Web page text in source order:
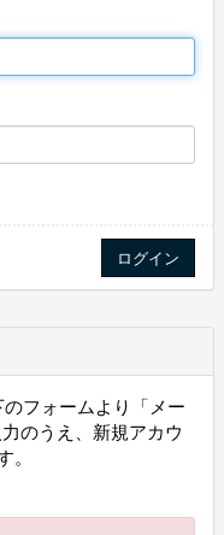
フォームより「メー
のうえ、新規アカウ